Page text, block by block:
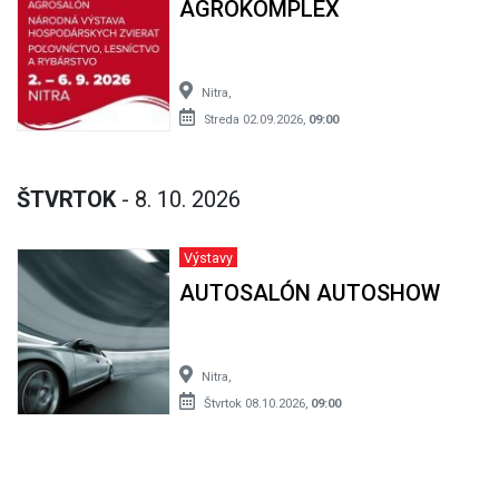
AGROKOMPLEX
Nitra,
Streda 02.09.2026, 09:00
ŠTVRTOK - 8. 10. 2026
Výstavy
AUTOSALÓN AUTOSHOW
Nitra,
Štvrtok 08.10.2026, 09:00